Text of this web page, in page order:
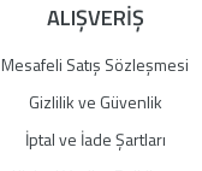
ALIŞVERİŞ
Mesafeli Satış Sözleşmesi
Gizlilik ve Güvenlik
İptal ve İade Şartları